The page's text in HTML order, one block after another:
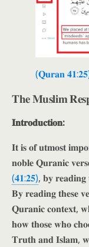
(𝐐𝐮𝐫𝐚𝐧
𝐓𝐡𝐞 𝐌𝐮𝐬𝐥𝐢𝐦
𝐈𝐧𝐭𝐫𝐨𝐝𝐮𝐜𝐭𝐢𝐨𝐧:
𝐈𝐭 𝐢𝐬 𝐨𝐟 𝐮𝐭𝐦𝐨𝐬𝐭
𝐧𝐨𝐛𝐥𝐞 𝐐𝐮𝐫𝐚𝐧𝐢𝐜
(𝟒𝟏:𝟐𝟓), 𝐛𝐲 𝐫𝐞𝐚𝐝𝐢𝐧𝐠
𝐁𝐲 𝐫𝐞𝐚𝐝𝐢𝐧𝐠 𝐭𝐡𝐞𝐬𝐞
𝐐𝐮𝐫𝐚𝐧𝐢𝐜 𝐜𝐨𝐧𝐭𝐞𝐱𝐭,
𝐡𝐨𝐰 𝐭𝐡𝐨𝐬𝐞 𝐰𝐡𝐨
𝐓𝐫𝐮𝐭𝐡 𝐚𝐧𝐝 𝐈𝐬𝐥𝐚𝐦,